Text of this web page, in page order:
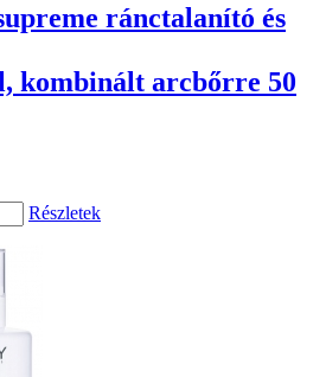
ránctalanító és
kombinált arcbőrre 50
Részletek